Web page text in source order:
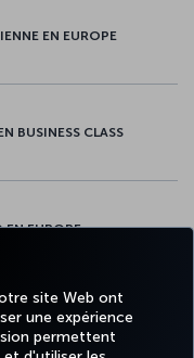
site Web ont
une expérience
permettent
EN EUROPE
BUSINESS CLASS
EN EUROPE